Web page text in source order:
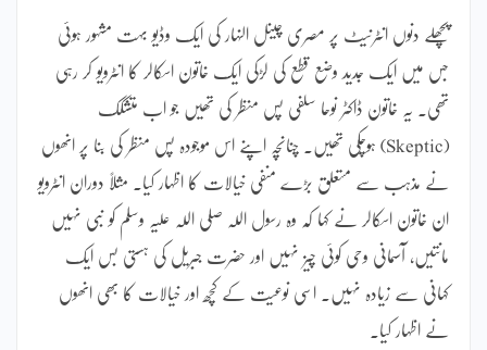
پچھلے دنوں انٹرنیٹ پر مصری چینل النہار کی ایک وڈیو بہت مشہور ہوئی
جس میں ایک جدید وضع قطع کی لڑکی ایک خاتون اسکالر کا انٹرویو کر رہی
تھی۔ یہ خاتون ڈاکٹر نوحا سلفی پس منظر کی تھیں جو اب متشکک
(Skeptic) ہوچکی تھیں۔ چنانچہ اپنے اس موجودہ پس منظر کی بنا پر انھوں
نے مذہب سے متعلق بڑے منفی خیالات کا اظہار کیا۔ مثلاً دوران انٹرویو
ان خاتون اسکالر نے کہا کہ وہ رسول اللہ صلی اللہ علیہ وسلم کو نبی نہیں
مانتیں، آسمانی وحی کوئی چیز نہیں اور حضرت جبریل کی ہستی بس ایک
کہانی سے زیادہ نہیں۔ اسی نوعیت کے کچھ اور خیالات کا بھی انھوں
نے اظہار کیا۔